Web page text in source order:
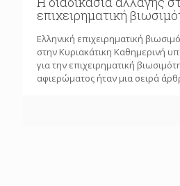
επιχειρηματική
Ελληνική επιχειρηματική
στην Κυριακάτικη Καθημερινή
για την επιχειρηματική
αφιερώματος ήταν μια σειρά